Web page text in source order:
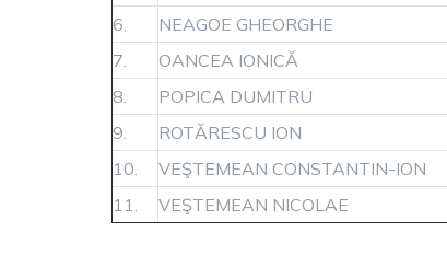
6.
NEAGOE GHEORGHE
7.
OANCEA IONICĂ
8.
POPICA DUMITRU
9.
ROTĂRESCU ION
10.
VEŞTEMEAN CONSTANTIN-ION
11.
VEŞTEMEAN NICOLAE